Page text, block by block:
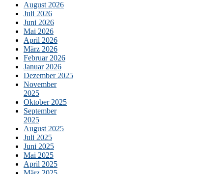
August 2026
Juli 2026
Juni 2026
Mai 2026
April 2026
März 2026
Februar 2026
Januar 2026
Dezember 2025
November
2025
Oktober 2025
September
2025
August 2025
Juli 2025
Juni 2025
Mai 2025
April 2025